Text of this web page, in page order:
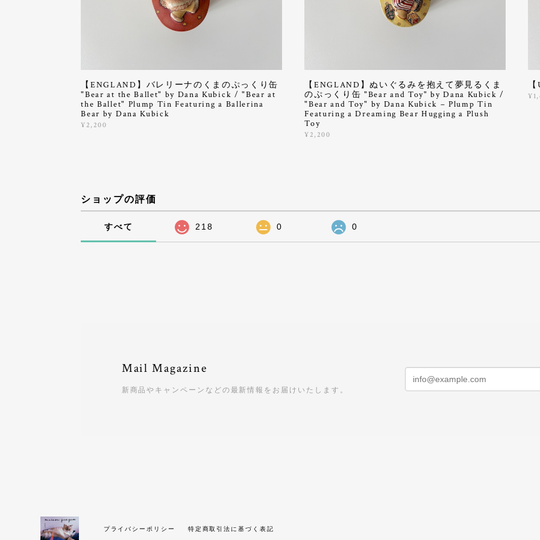
【ENGLAND】バレリーナのくまのぷっくり缶
"Bear at the Ballet" by Dana Kubick / "Bear at
the Ballet" Plump Tin Featuring a Ballerina
Bear by Dana Kubick
¥2,200
【ENGLAND】ぬいぐるみを抱えて夢見るくま
のぷっくり缶 "Bear and Toy" by Dana Kubick /
"Bear and Toy" by Dana Kubick – Plump Tin
Featuring a Dreaming Bear Hugging a Plush
Toy
¥2,200
ショップの評価
すべて 218 0 0
Mail Magazine
新商品やキャンペーンなどの最新情報をお届けいたします。
プライバシーポリシー 特定商取引法に基づく表記